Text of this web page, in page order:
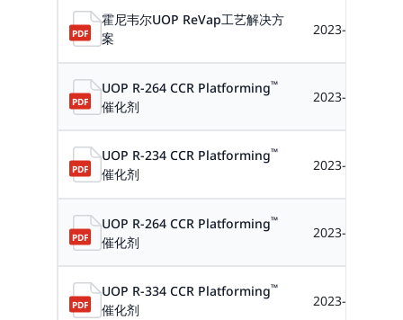
霍尼韦尔UOP ReVap工艺解决方
案
2023-04-12
UOP R-264 CCR Platforming™
催化剂
2023-12-11
UOP R-234 CCR Platforming™
催化剂
2023-12-11
UOP R-264 CCR Platforming™
催化剂
2023-12-11
UOP R-334 CCR Platforming™
催化剂
2023-12-11